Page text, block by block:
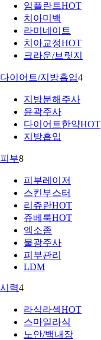
임플란트HOT
치아미백
라미네이트
치아교정HOT
크라운/브릿지
다이어트/지방흡입4
지방분해주사
윤곽주사
다이어트한약HOT
지방흡입
피부8
피부레이저
스킨부스터
리쥬란HOT
쥬베룩HOT
엑소좀
물광주사
피부관리
LDM
시력4
라식라섹HOT
스마일라식
노안/백내장